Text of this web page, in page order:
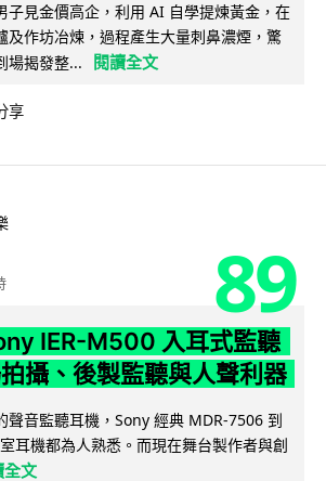
子見金價高企，利用 AI 自學提煉黃金，在
及作坊冶煉，過程產生大量刺鼻濃煙，驚
場揭發整...
閱讀全文
享
89
IER-M500 入耳式監聽
攝、後製監聽與人聲利器
聲音監聽耳機，Sony 經典 MDR-7506 到
耳機都為人熟悉。而現在舞台製作者與創
全文